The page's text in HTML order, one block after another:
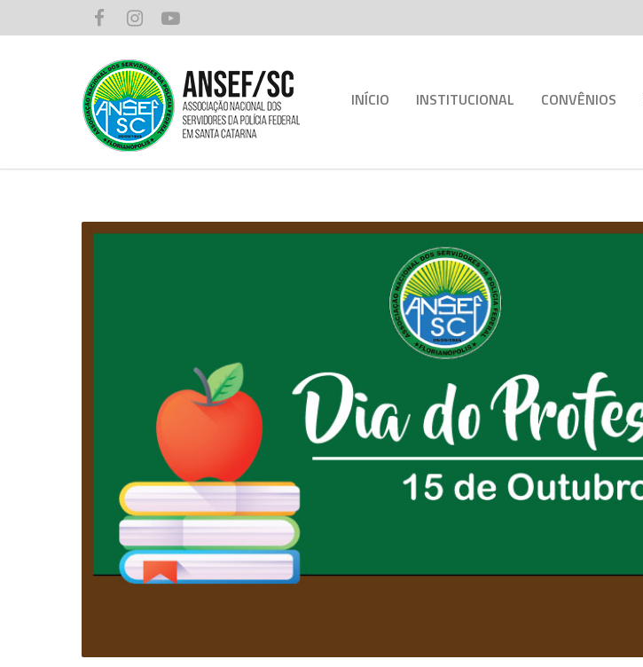
INÍCIO INSTITUCIONAL CONVÊNIOS